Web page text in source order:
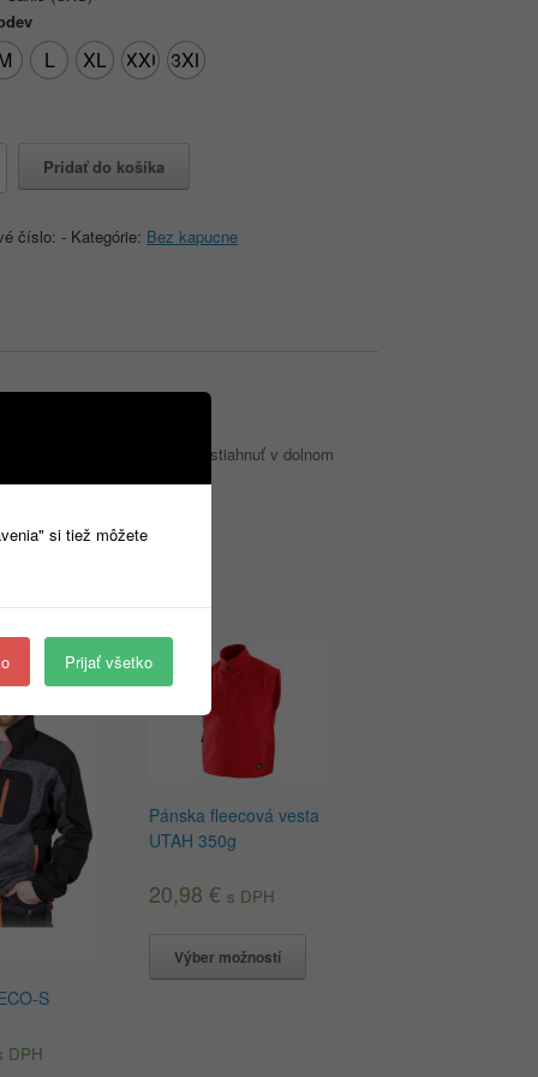
L XL XXL 3XL
Pridať do košíka
číslo:- Kategórie: Bez kapucne
počasí. Bundu je možné stiahnuť v dolnom
S
DPH
Pánska fleecová vesta
UTAH 350g
20,98 € s DPH
Výber možností
si tiež môžete
Prijať všetko